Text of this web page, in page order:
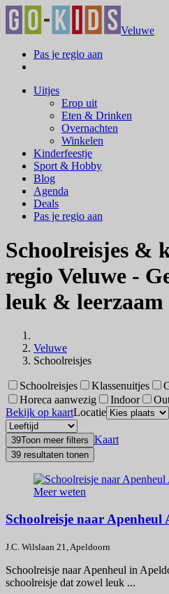
Veluwe
Pas je regio aan
Uitjes
Erop uit
Eten & Drinken
Overnachten
Winkelen
Kinderfeestje
Sport & Hobby
Blog
Agenda
Deals
Pas je regio aan
Schoolreisjes &
regio Veluwe -
leuk & leerzaam
Veluwe
Schoolreisjes
Schoolreisjes Klassenuitjes
Horeca aanwezig
Indoor
Bekijk op kaartLocatie
39Toon meer filters Kaart
39 resultaten tonen
Meer weten
Schoolreisje naar Apenheul
J.C. Wilslaan 21, Apeldoorn
Schoolreisje naar Apenheul in
schoolreisje dat zowel leuk ...